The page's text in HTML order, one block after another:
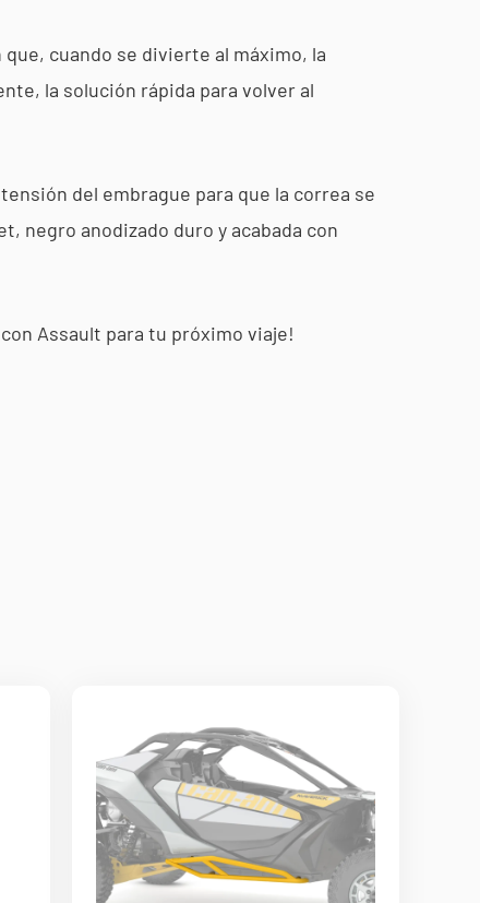
cuando se divierte al máximo, la
la solución rápida para volver al
del embrague para que la correa se
negro anodizado duro y acabada con
Assault para tu próximo viaje!